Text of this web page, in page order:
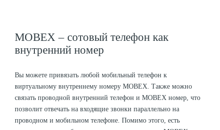
MOBEX – сотовый телефон как
внутренний номер
Вы можете привязать любой мобильный телефон к
виртуальному внутреннему номеру MOBEX. Также можно
связать проводной внутренний телефон и MOBEX номер, что
позволит отвечать на входящие звонки параллельно на
проводном и мобильном телефоне. Помимо этого, есть